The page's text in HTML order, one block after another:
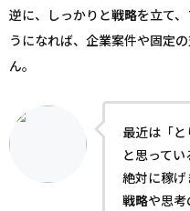
逆に、しっかりと戦略を立て
うになれば、企業案件や固定
ん。
最近は「
と思って
絶対に稼げ
戦略や思